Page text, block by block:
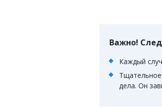
Важно!
Каждый
Тщательное
дела. Он